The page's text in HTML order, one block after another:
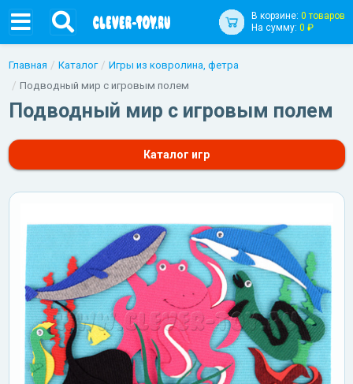
В корзине: 0 товаров
На сумму: 0 ₽
Главная Каталог
Игры из ковролина, фетра
Подводный мир с игровым полем
Подводный мир с игровым полем
Каталог игр